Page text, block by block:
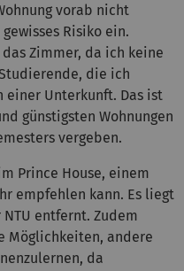
vorab nicht
Risiko ein.
Zimmer, da ich keine
die ich
einer Unterkunft. Das ist
günstigsten Wohnungen
vergeben.
Prince House, einem
empfehlen kann. Es liegt
entfernt. Zudem
Möglichkeiten, andere
da